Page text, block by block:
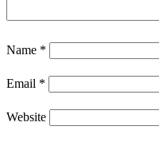
Name *
Email *
Website